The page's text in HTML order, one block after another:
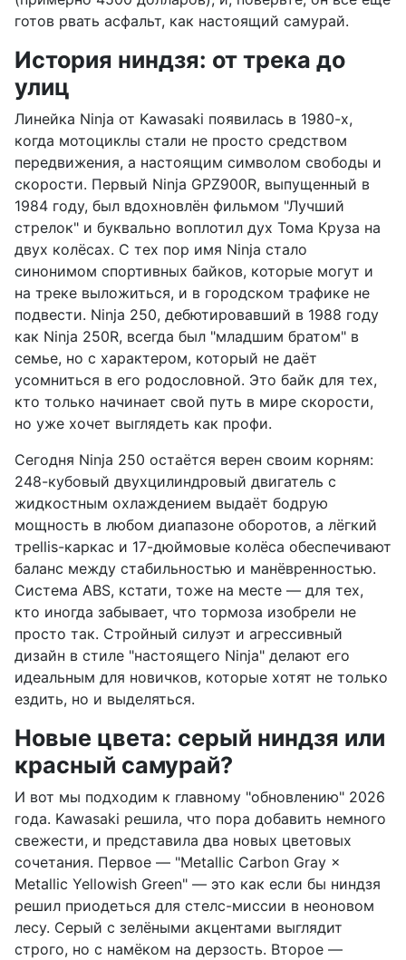
готов рвать асфальт, как настоящий самурай.
История ниндзя: от трека до
улиц
Линейка Ninja от Kawasaki появилась в 1980-х,
когда мотоциклы стали не просто средством
передвижения, а настоящим символом свободы и
скорости. Первый Ninja GPZ900R, выпущенный в
1984 году, был вдохновлён фильмом "Лучший
стрелок" и буквально воплотил дух Тома Круза на
двух колёсах. С тех пор имя Ninja стало
синонимом спортивных байков, которые могут и
на треке выложиться, и в городском трафике не
подвести. Ninja 250, дебютировавший в 1988 году
как Ninja 250R, всегда был "младшим братом" в
семье, но с характером, который не даёт
усомниться в его родословной. Это байк для тех,
кто только начинает свой путь в мире скорости,
но уже хочет выглядеть как профи.
Сегодня Ninja 250 остаётся верен своим корням:
248-кубовый двухцилиндровый двигатель с
жидкостным охлаждением выдаёт бодрую
мощность в любом диапазоне оборотов, а лёгкий
треllis-каркас и 17-дюймовые колёса обеспечивают
баланс между стабильностью и манёвренностью.
Система ABS, кстати, тоже на месте — для тех,
кто иногда забывает, что тормоза изобрели не
просто так. Стройный силуэт и агрессивный
дизайн в стиле "настоящего Ninja" делают его
идеальным для новичков, которые хотят не только
ездить, но и выделяться.
Новые цвета: серый ниндзя или
красный самурай?
И вот мы подходим к главному "обновлению" 2026
года. Kawasaki решила, что пора добавить немного
свежести, и представила два новых цветовых
сочетания. Первое — "Metallic Carbon Gray ×
Metallic Yellowish Green" — это как если бы ниндзя
решил приодеться для стелс-миссии в неоновом
лесу. Серый с зелёными акцентами выглядит
строго, но с намёком на дерзость. Второе —